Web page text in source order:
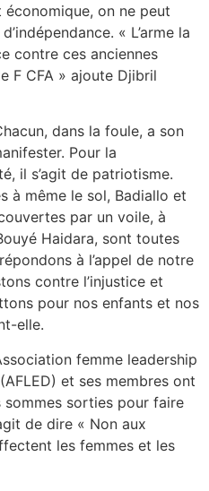
on ne peut
« L’arme la
contre ces anciennes
F CFA » ajoute Djibril
dans la foule, a son
Pour la
il s’agit de patriotisme.
à même le sol, Badiallo et
par un voile, à
Haidara, sont toutes
à l’appel de notre
contre l’injustice et
pour nos enfants et nos
elle.
femme leadership
et ses membres ont
sommes sorties pour faire
de dire « Non aux
les femmes et les